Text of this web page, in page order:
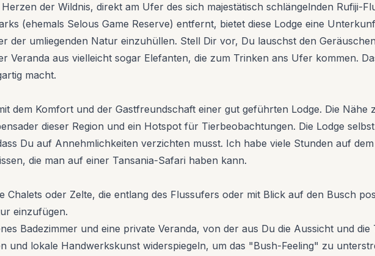
der Wildnis, direkt am Ufer des sich majestätisch schlängelnden Rufiji-
(ehemals Selous Game Reserve) entfernt, bietet diese Lodge eine
der umliegenden Natur einzuhüllen. Stell Dir vor, Du lauschst den
Veranda aus vielleicht sogar Elefanten, die zum Trinken ans Ufer kommen.
macht.
dem Komfort und der Gastfreundschaft einer gut geführten Lodge. Die Nähe
dieser Region und ein Hotspot für Tierbeobachtungen. Die Lodge
Du auf Annehmlichkeiten verzichten musst. Ich habe viele Stunden auf
die man auf einer Tansania-Safari haben kann.
oder Zelte, die entlang des Flussufers oder mit Blick auf den Busch
einzufügen.
Badezimmer und eine private Veranda, von der aus Du die Aussicht und
und lokale Handwerkskunst widerspiegeln, um das "Bush-Feeling" zu